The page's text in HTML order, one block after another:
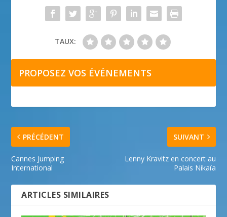
TAUX:
PROPOSEZ VOS ÉVÉNEMENTS
PRÉCÉDENT
Cannes Jumping
International
SUIVANT
Lenny Kravitz en concert au
Palais Nikaïa
ARTICLES SIMILAIRES